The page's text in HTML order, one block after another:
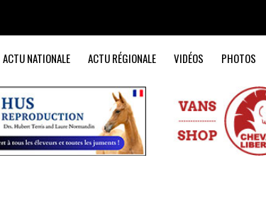
ACTU NATIONALE ACTU RÉGIONALE VIDÉOS PHOTOS